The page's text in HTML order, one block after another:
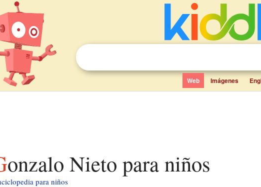
Web Imágenes
Gonzalo Nieto para niños
para niños